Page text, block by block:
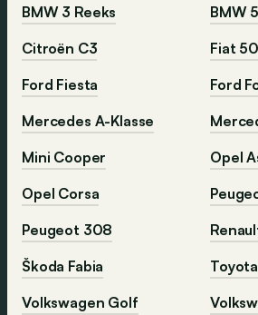
BMW 3 Reeks
BMW
Citroën C3
Fiat
Ford Fiesta
Ford
Mercedes A-Klasse
Mini Cooper
Opel
Opel Corsa
Peugeot 308
Škoda Fabia
Volkswagen Golf